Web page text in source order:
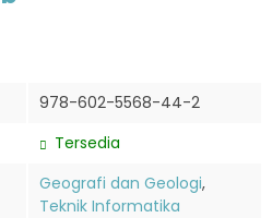
978-602-5568-44-2
Tersedia
Geografi dan Geologi,
Teknik Informatika